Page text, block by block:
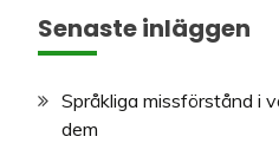
Senaste inläggen
Språkliga missförstånd i
dem